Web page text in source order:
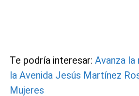
Te podría interesar: Avanza la
la Avenida Jesús Martínez
Mujeres